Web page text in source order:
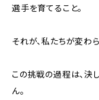
選手を育てること。
それが、私たちが変わ
この挑戦の過程は、決
ん。